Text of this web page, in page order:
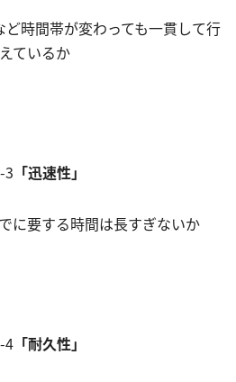
時間帯が変わっても一貫して行
えているか
3 「迅速性」
に要する時間は長すぎないか
4 「耐久性」